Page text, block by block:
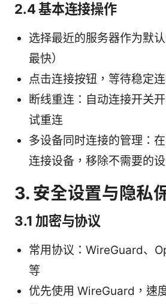
2.4 基本连接操作
选择最近的服务器作为默
最快）
点击连接按钮，等待稳定
断线重连：自动连接开关
试重连
多设备同时连接的管理：
连接设备，移除不需要的
3. 安全设置与隐私
3.1 加密与协议
常用协议：WireGuard、
等
优先使用 WireGuard，速